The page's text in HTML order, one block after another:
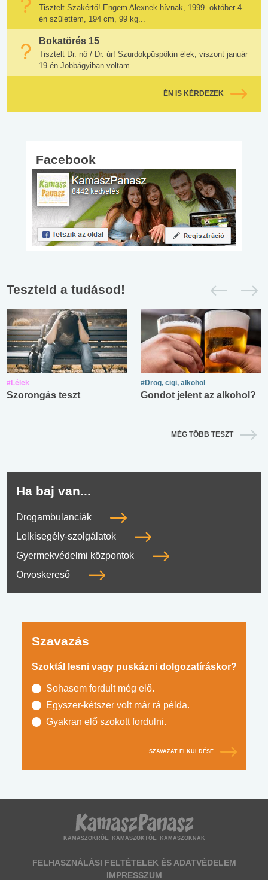
Tisztelt Szakértő! Engem Alexnek hívnak, 1999. október 4-
én születtem, 194 cm, 99 kg...
Bokatörés 15
Tisztelt Dr. nő / Dr. úr! Szurdokpüspökin élek, viszont január
19-én Jobbágyiban voltam...
ÉN IS KÉRDEZEK
Facebook
Teszteld a tudásod!
#Lélek
Szorongás teszt
#Drog, cigi, alkohol
Gondot jelent az alkohol?
MÉG TÖBB TESZT
Ha baj van...
Drogambulanciák
Lelkisegély-szolgálatok
Gyermekvédelmi központok
Orvoskereső
Szavazás
Szoktál lesni vagy puskázni dolgozatíráskor?
Sohasem fordult még elő.
Egyszer-kétszer volt már rá példa.
Gyakran elő szokott fordulni.
SZAVAZAT ELKÜLDÉSE
KAMASZOKRÓL, KAMASZOKTÓL, KAMASZOKNAK
FELHASZNÁLÁSI FELTÉTELEK ÉS ADATVÉDELEM
IMPRESSZUM